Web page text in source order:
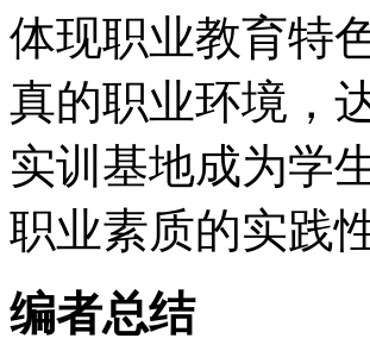
体现职业教育特
真的职业环境，
实训基地成为学
职业素质的实践
编者总结